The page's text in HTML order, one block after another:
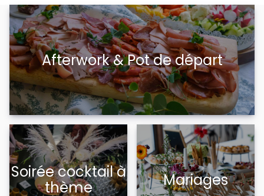
Afterwork & Pot de départ
Soirée cocktail à
thème
Mariages